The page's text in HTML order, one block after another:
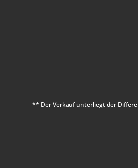
** Der Verkauf unterliegt der